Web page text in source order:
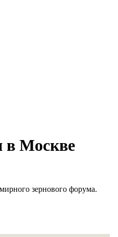
в Москве
зернового форума.